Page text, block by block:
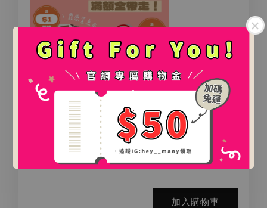
.
.
氛圍感百搭鯊魚夾（2款）
NT$ 888
- +
加入購物車